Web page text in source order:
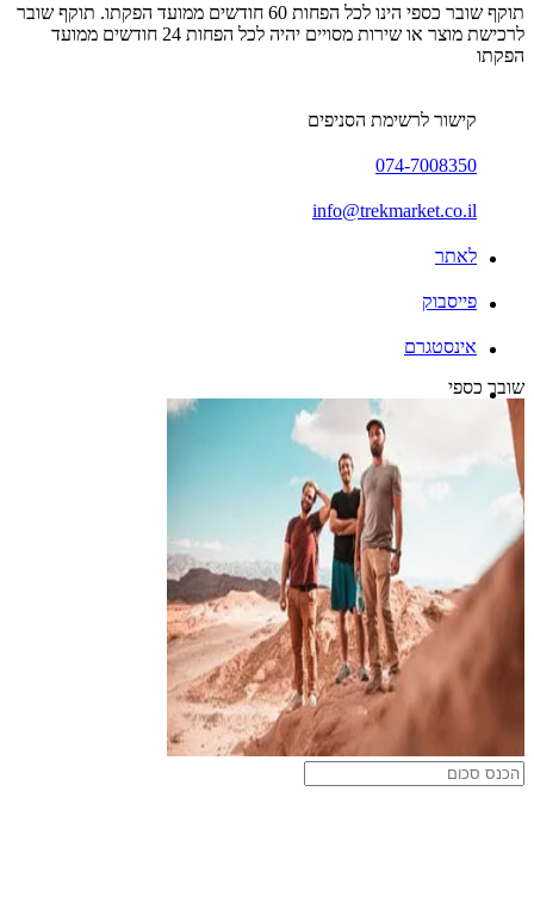
תוקף שובר כספי הינו לכל הפחות 60 חודשים ממועד הפקתו. תוקף שובר
לרכישת מוצר או שירות מסויים יהיה לכל הפחות 24 חודשים ממועד
הפקתו
קישור לרשימת הסניפים
074-7008350
info@trekmarket.co.il
לאתר
פייסבוק
אינסטגרם
שובר כספי